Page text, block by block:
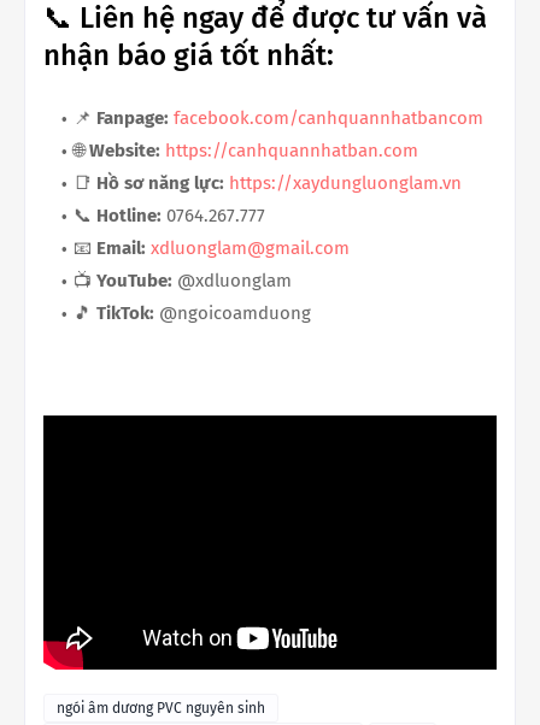
📞 Liên hệ ngay để được tư vấn và
nhận báo giá tốt nhất:
📌 Fanpage: facebook.com/canhquannhatbancom
🌐Website: https://canhquannhatban.com
📑 Hồ sơ năng lực: https://xaydungluonglam.vn
📞 Hotline: 0764.267.777
📧 Email: xdluonglam@gmail.com
📺 YouTube: @xdluonglam
🎵 TikTok: @ngoicoamduong
ngói âm dương PVC nguyên sinh